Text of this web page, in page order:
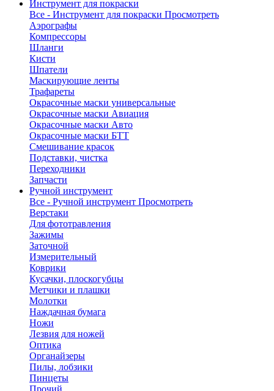
Инструмент для покраски
Все - Инструмент для покраски Просмотреть
Аэрографы
Компрессоры
Шланги
Кисти
Шпатели
Маскирующие ленты
Трафареты
Окрасочные маски универсальные
Окрасочные маски Авиация
Окрасочные маски Авто
Окрасочные маски БТТ
Смешивание красок
Подставки, чистка
Переходники
Запчасти
Ручной инструмент
Все - Ручной инструмент Просмотреть
Верстаки
Для фототравления
Зажимы
Заточной
Измерительный
Коврики
Кусачки, плоскогубцы
Метчики и плашки
Молотки
Наждачная бумага
Ножи
Лезвия для ножей
Оптика
Органайзеры
Пилы, лобзики
Пинцеты
Прочий